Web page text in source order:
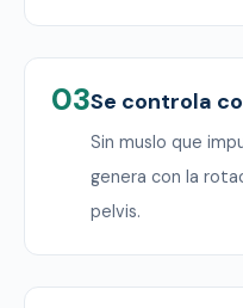
03Se controla
Sin muslo que
genera con la
pelvis.